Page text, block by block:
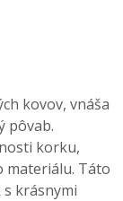
kovov, vnáša
pôvab.
korku,
Táto
krásnymi